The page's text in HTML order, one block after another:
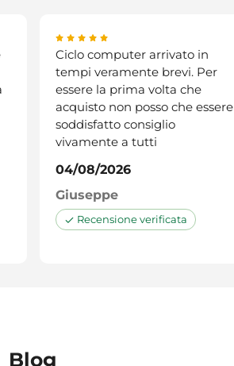
Ciclo computer arrivato in
tempi veramente brevi. Per
essere la prima volta che
acquisto non posso che essere
soddisfatto consiglio
vivamente a tutti
04/08/2026
Giuseppe
Recensione verificata
Blog